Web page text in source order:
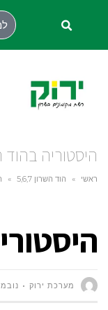
היסטוריה בהוד
ראשי » הוד השרון 5,6,7 »
מערכת ירוק נובמבר